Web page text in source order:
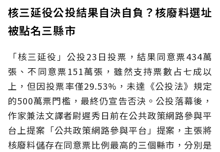
核三延役公投結果自決自負？核廢料選址
被點名三縣市
「核三延役」公投23日投票，結果同意票434萬
張、不同意票151萬張，雖然支持票數占七成以
上，但因投票率僅29.53%，未達《公投法》規定
的500萬票門檻，最終仍宣告否決。公投落幕後，
作家兼法文譯者尉遲秀日前在公共政策網路參與平
台上提案「公共政策網路參與平台」提案，主張將
核廢料儲存在同意票比例最高的三個縣市，分別是